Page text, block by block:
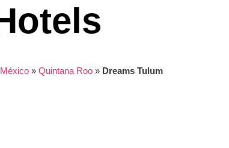
México »Quintana Roo » Dreams Tulum